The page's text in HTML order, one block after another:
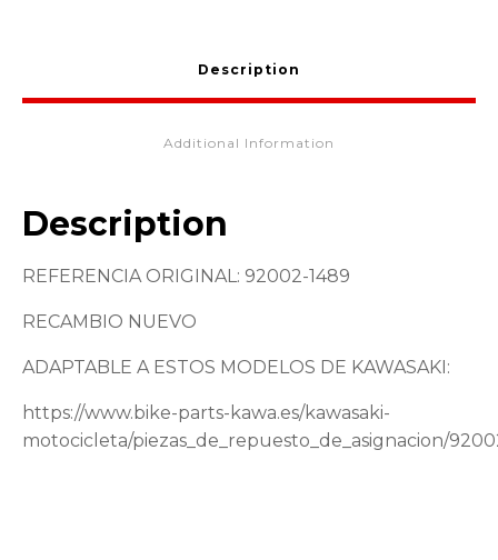
Description
Additional Information
Description
REFERENCIA ORIGINAL: 92002-1489
RECAMBIO NUEVO
ADAPTABLE A ESTOS MODELOS DE KAWASAKI:
https://www.bike-parts-kawa.es/kawasaki-
motocicleta/piezas_de_repuesto_de_asignacion/